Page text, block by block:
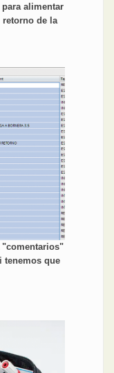
alimentar
retorno de la
"comentarios"
tenemos que